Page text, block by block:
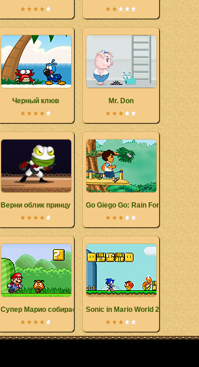
Черный клюв Mr. Don
Верни облик принцу Go Giego Go: Rain Forest
Супер Марио собирает звездыSonic in Mario World 2